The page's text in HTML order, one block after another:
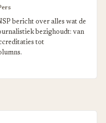
bericht over alles wat de
bezighoudt: van
tot